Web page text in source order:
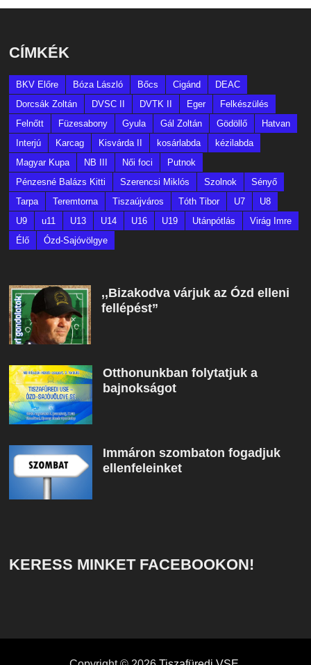
CÍMKÉK
BKV Előre Bóza László Bőcs Cigánd
DEAC
Dorcsák Zoltán
DVSC II DVTK II Eger
Felkészülés
Felnőtt
Füzesabony Gyula Gál Zoltán Gödöllő
Hatvan
Interjú
Karcag Kisvárda II kosárlabda
kézilabda
Magyar Kupa
NB III Női foci
Putnok
Pénzesné Balázs Kitti
Szerencsi Miklós Szolnok
Sényő
Tarpa
Teremtorna Tiszaújváros Tóth Tibor U7
U8
U9
u11 U13 U14 U16 U19 Utánpótlás
Virág Imre
Élő
Ózd-Sajóvölgye
,,Bizakodva várjuk az Ózd elleni
fellépést”
Otthonunkban folytatjuk a
bajnokságot
Immáron szombaton fogadjuk
ellenfeleinket
KERESS MINKET FACEBOOKON!